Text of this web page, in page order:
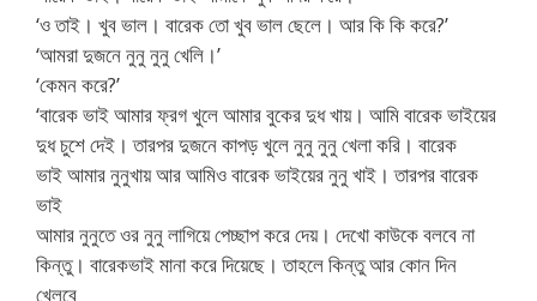
‘ও তাই। খুব ভাল। বারেক তো খুব ভাল ছেলে। আর কি কি করে?’
‘আমরা দুজনে নুনু নুনু খেলি।’
‘কেমন করে?’
‘বারেক ভাই আমার ফ্রগ খুলে আমার বুকের দুধ খায়। আমি বারেক ভাইয়ের
দুধ চুশে দেই। তারপর দুজনে কাপড় খুলে নুনু নুনু খেলা করি। বারেক
ভাই আমার নুনুখায় আর আমিও বারেক ভাইয়ের নুনু খাই। তারপর বারেক
ভাই
আমার নুনুতে ওর নুনু লাগিয়ে পেচ্ছাপ করে দেয়। দেখো কাউকে বলবে না
কিন্তু। বারেকভাই মানা করে দিয়েছে। তাহলে কিন্তু আর কোন দিন
খেলবে